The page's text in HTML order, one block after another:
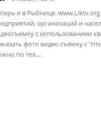
и в Рыбнице. www.Liktv.org
организаций и
с использованием
фото видео съёмку с
по тел....